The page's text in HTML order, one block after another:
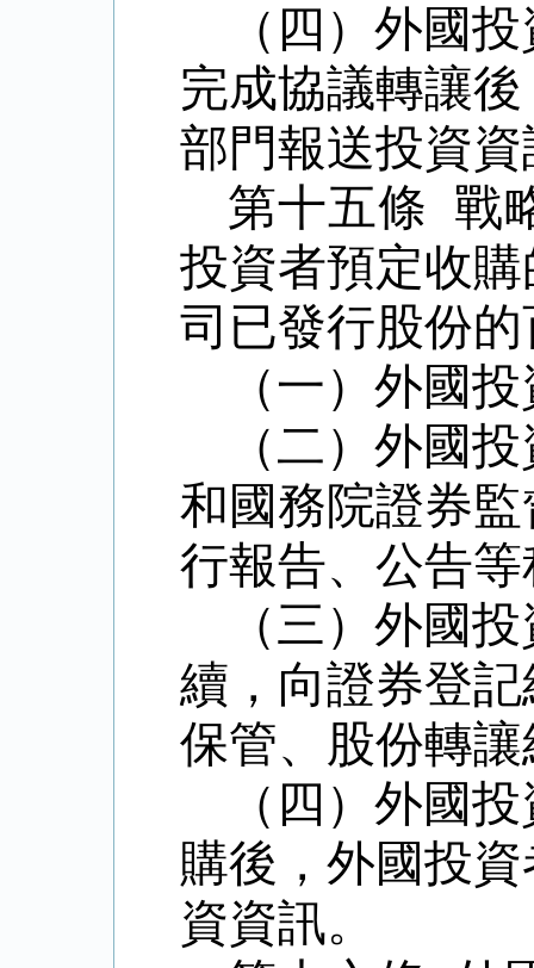
（四）外國
完成協議轉讓
部門報送投資
第十五條 戰
投資者預定收
司已發行股份
（一）外國
（二）外國
和國務院證券
行報告、公告
（三）外國
續，向證券登
保管、股份轉
（四）外國
購後，外國投
資資訊。